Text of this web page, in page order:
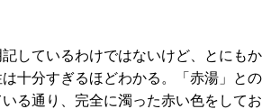
しているわけではないけど、とにもか
は十分すぎるほどわかる。「赤湯」との
る通り、完全に濁った赤い色をしてお